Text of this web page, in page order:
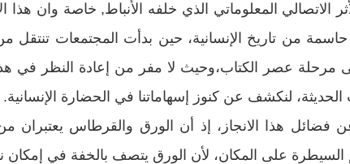
الاتصالي المعلوماتي الذي خلفه الأنباط, خاصة وان هذا
من تاريخ الإنسانية، حين بدأت المجتمعات تنتقل
مرحلة عصر الكتاب،وحيث لا مفر من إعادة النظر في هذا
لنكشف عن كنوز إسهاماتنا في الحضارة الإنسانية.
فضائل هذا الانجاز، إذ أن الورق والقرطاس يعتبران
السيطرة على المكان، لأن الورق يتصف بالخفة في إمكان